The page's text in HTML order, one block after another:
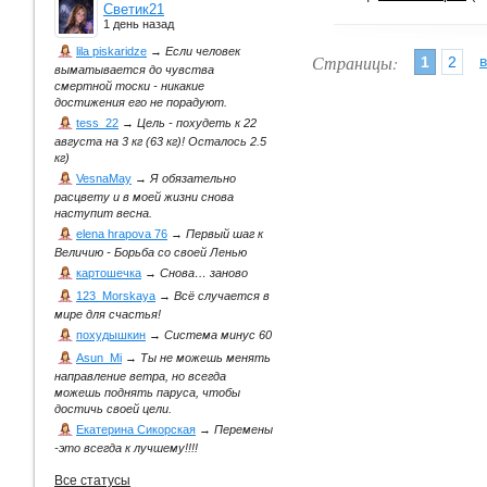
Страницы: 1 2
Светик21
1 день назад
lila piskaridze → Если человек
выматывается до чувства
смертной тоски - никакие
достижения его не порадуют.
tess_22 → Цель - похудеть к 22
августа на 3 кг (63 кг)! Осталось 2.5
кг)
VesnaMay →Я обязательно
расцвету и в моей жизни снова
наступит весна.
elena hrapova 76 → Первый шаг к
Величию - Борьба со своей Ленью
картошечка → Снова… заново
123_Morskaya → Всё случается в
мире для счастья!
похудышкин → Система минус 60
Asun_Mi → Ты не можешь менять
направление ветра, но всегда
можешь поднять паруса, чтобы
достичь своей цели.
Екатерина Сикорская → Перемены
-это всегда к лучшему!!!!
Все статусы